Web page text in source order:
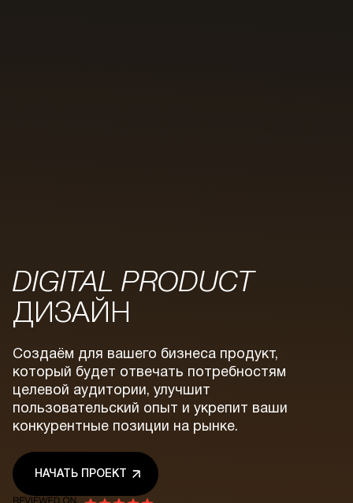
DIGITAL PRODUCT
ДИЗАЙН
Создаём для вашего бизнеса продукт,
который будет отвечать потребностям
целевой аудитории, улучшит
пользовательский опыт и укрепит ваши
конкурентные позиции на рынке.
НАЧАТЬ ПРОЕКТ